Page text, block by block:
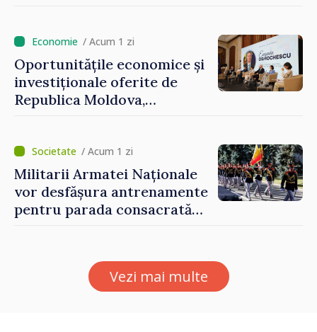
/ Acum 1 zi
Oportunitățile economice și
investiționale oferite de
Republica Moldova,
Forumul Diasporei
/ Acum 1 zi
Militarii Armatei Naționale
vor desfășura antrenamente
pentru parada consacrată
Vezi mai multe